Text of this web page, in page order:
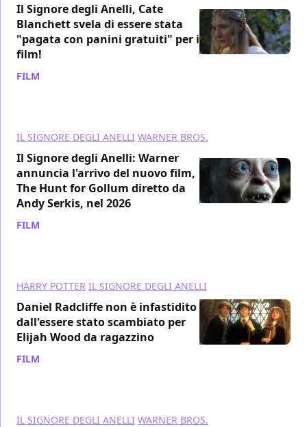
Il Signore degli Anelli, Cate
Blanchett svela di essere stata
"pagata con panini gratuiti" per i
film!
FILM
IL SIGNORE DEGLI ANELLI WARNER BROS.
Il Signore degli Anelli: Warner
annuncia l'arrivo del nuovo film,
The Hunt for Gollum diretto da
Andy Serkis, nel 2026
FILM
HARRY POTTER IL SIGNORE DEGLI ANELLI
Daniel Radcliffe non è infastidito
dall'essere stato scambiato per
Elijah Wood da ragazzino
FILM
IL SIGNORE DEGLI ANELLI WARNER BROS.